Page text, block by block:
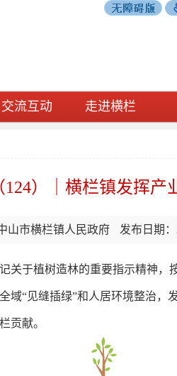
交流互动 走进横栏
124）｜横栏镇发挥
山市横栏镇人民政府 发布日期：
关于植树造林的重要指示精神，
域“见缝插绿”和人居环境整治，
贡献。